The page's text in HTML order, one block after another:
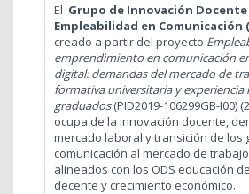
El Grupo de Innovación Docente
Empleabilidad en Comunicación
creado a partir del proyecto
emprendimiento en comunicación
digital: demandas del mercado de
formativa universitaria y experiencia
graduados(PID2019-106299GB-I00)
ocupa de la innovación docente,
mercado laboral y transición de los
comunicación al mercado de
alineados con los ODS educación
decente y crecimiento económico.